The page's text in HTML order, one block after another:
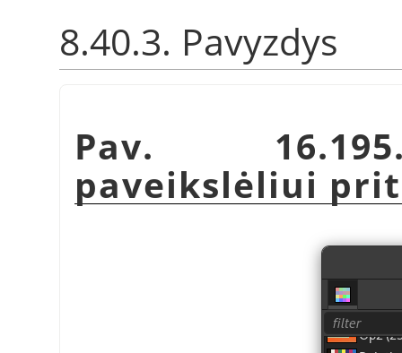
8.40.3. Pavyzdys
Pav.
paveikslėliui